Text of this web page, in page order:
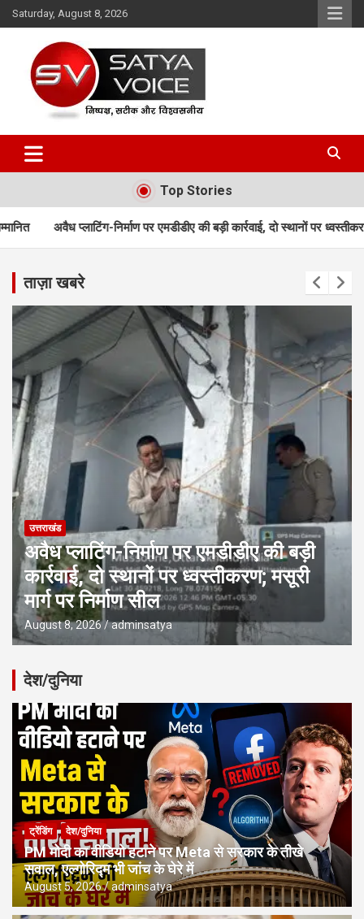
Skip
to
Saturday, August 8, 2026
Satya Voice
Top Stories
निर्माण पर एमडीडीए की बड़ी कार्रवाई, दो स्थानों पर ध्वस्तीकरण; मसूरी मार्ग पर
ताज़ा खबरे
उत्तराखंड
अवैध प्लाटिंग-निर्माण पर एमडीडीए की बड़ी
कार्रवाई, दो स्थानों पर ध्वस्तीकरण; मसूरी
मार्ग पर निर्माण सील
August 8, 2026 adminsatya
देश/दुनिया
ट्रेंडिंग देश/दुनिया
PM मोदी का वीडियो हटाने पर Meta से सरकार के तीखे
सवाल, एल्गोरिद्म भी जांच के घेरे में
August 5, 2026 adminsatya